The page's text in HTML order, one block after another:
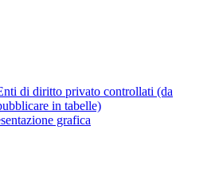
di diritto privato controllati (da
in tabelle)
grafica